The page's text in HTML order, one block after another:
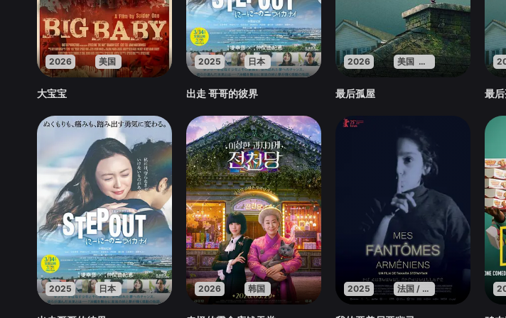
2026 美国
大宝宝
2025 日本
出走 哥哥的彼界
2026 美国 英国 法国
最后孤屋 最
2025 日本 2026 韩国 2025 法国 / 亚美尼亚 / 卡塔尔